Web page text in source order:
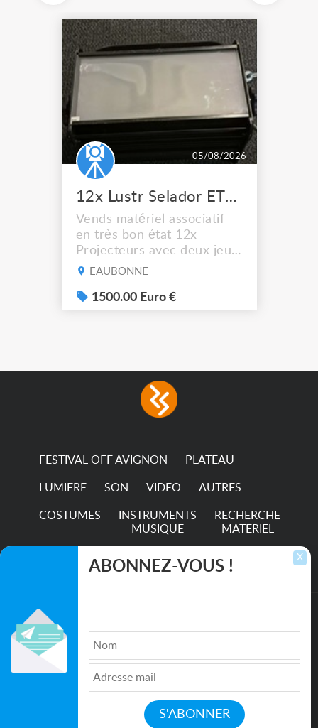
05/08/2026
12x Lustr Selador ETC Led 7x colors filtres
Vends matériel associatif
en très bon état 12x
Projecteurs avec deux jeux
de filtre filtre Lustr Selador
system – seven colour
LEDs providing the
consumption The
permanence of a 50,000-
EAUBONNE
1500.00 Euro €
FESTIVAL OFF AVIGNON PLATEAU
LUMIERE SON VIDEO AUTRES
COSTUMES
INSTRUMENTS
MUSIQUE
RECHERCHE
MATERIEL
TRANSPORTS
Qui sommes nous ?| Médias
Politique de confidentialité| Partenaires|
Mentions légales
X
ABONNEZ-VOUS !